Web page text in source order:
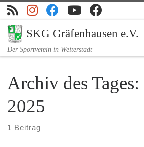
Zum Inhalt springen
SKG Gräfenhausen e.V.
Der Sportverein in Weiterstadt
Archiv des Tages:
2025
1 Beitrag